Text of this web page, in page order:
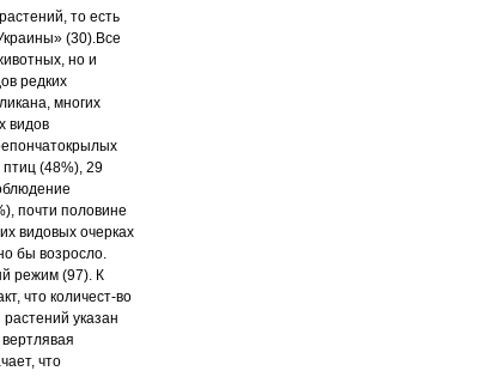
растений, то есть
(30).Все
но и
редких
многих
видов
птиц(48%), 29
почти половине
видовых очерках
бы возросло.
режим (97). К
что количест-во
указан
что